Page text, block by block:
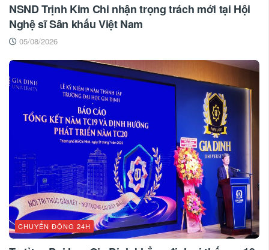
NSND Trịnh Kim Chi nhận trọng trách mới tại Hội
Nghệ sĩ Sân khấu Việt Nam
05/08/2026
CHUYỂN ĐỘNG 24H